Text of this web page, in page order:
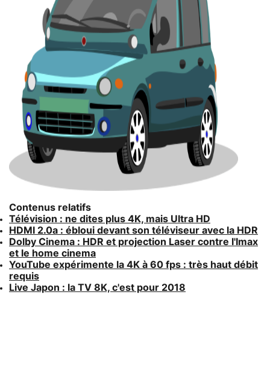
Contenus relatifs
Télévision : ne dites plus 4K, mais Ultra HD
HDMI 2.0a : ébloui devant son téléviseur avec la HDR
Dolby Cinema : HDR et projection Laser contre l'Imax
et le home cinema
YouTube expérimente la 4K à 60 fps : très haut débit
requis
Live Japon : la TV 8K, c'est pour 2018